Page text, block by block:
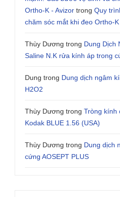
Ortho-K - Avizor trong Quy
chăm sóc mắt khi đeo Ortho-K
Thùy Dương trong Dung Dịch
Saline N.K rửa kính áp trong
Dung trong Dung dịch ngâm
H2O2
Thùy Dương trong Tròng kính
Kodak BLUE 1.56 (USA)
Thùy Dương trong Dung dịch
cứng AOSEPT PLUS